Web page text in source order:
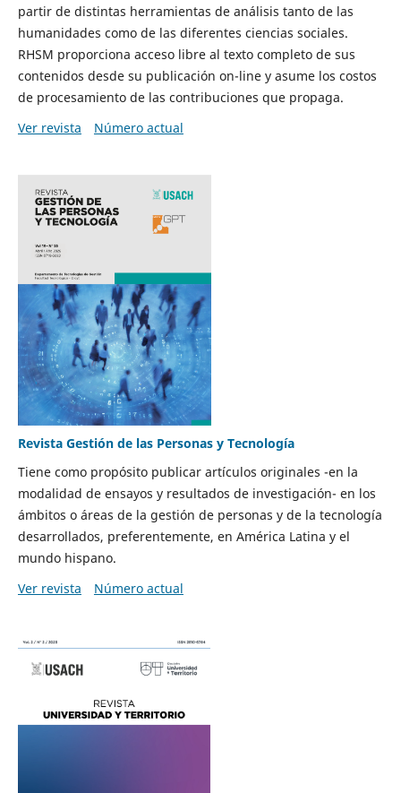
partir de distintas herramientas de análisis tanto de las
humanidades como de las diferentes ciencias sociales.
RHSM proporciona acceso libre al texto completo de sus
contenidos desde su publicación on-line y asume los costos
de procesamiento de las contribuciones que propaga.
Ver revista
Número actual
Revista Gestión de las Personas y Tecnología
Tiene como propósito publicar artículos originales -en la
modalidad de ensayos y resultados de investigación- en los
ámbitos o áreas de la gestión de personas y de la tecnología
desarrollados, preferentemente, en América Latina y el
mundo hispano.
Ver revista
Número actual